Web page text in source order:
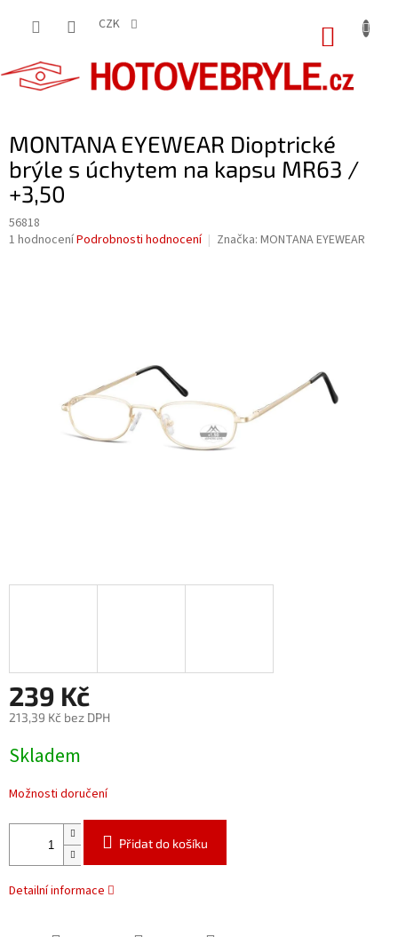
CZK
MONTANA EYEWEAR Dioptrické
brýle s úchytem na kapsu MR63 /
+3,50
56818
Průměrné
1 hodnoceníPodrobnosti hodnocení Značka: MONTANA EYEWEAR
239 Kč
213,39 Kč bez DPH
cena:
Skladem
Možnosti doručení
Přidat do košíku
Detailní informace